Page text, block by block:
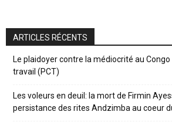
ARTICLES RÉCENTS
Le plaidoyer contre la médiocrité au
travail (PCT)
Les voleurs en deuil: la mort de Firmin
persistance des rites Andzimba au coeur